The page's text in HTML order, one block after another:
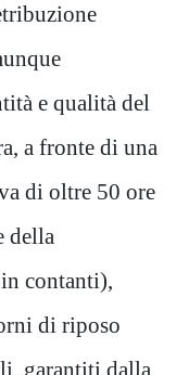
e qualità del
a fronte di una
di oltre 50 ore
della
contanti),
di riposo
garantiti dalla